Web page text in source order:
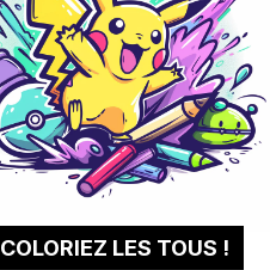
COLORIEZ LES TOUS !